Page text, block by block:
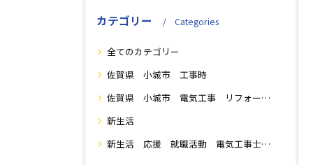
カテゴリー Categories
全てのカテゴリー
佐賀県 小城市 工事時
佐賀県 小城市 電気工事 リフォーム工事
新生活
新生活 応援 就職活動 電気工事士の魅力 転職 活動 支援